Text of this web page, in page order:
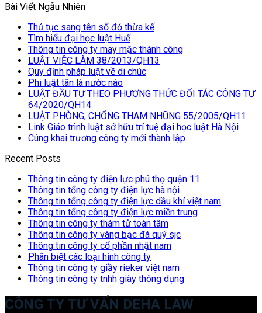
Bài Viết Ngẫu Nhiên
Thủ tục sang tên sổ đỏ thừa kế
Tìm hiểu đại học luật Huế
Thông tin công ty may mặc thành công
LUẬT VIỆC LÀM 38/2013/QH13
Quy định pháp luật về di chúc
Phi luật tân là nước nào
LUẬT ĐẦU TƯ THEO PHƯƠNG THỨC ĐỐI TÁC CÔNG TƯ
64/2020/QH14
LUẬT PHÒNG, CHỐNG THAM NHŨNG 55/2005/QH11
Link Giáo trình luật sở hữu trí tuệ đại học luật Hà Nội
Cúng khai trương công ty mới thành lập
Recent Posts
Thông tin công ty điện lực phú thọ quận 11
Thông tin tổng công ty điện lực hà nội
Thông tin tổng công ty điện lực dầu khí việt nam
Thông tin tổng công ty điện lực miền trung
Thông tin công ty thám tử toàn tâm
Thông tin công ty vàng bạc đá quý sjc
Thông tin công ty cổ phần nhật nam
Phân biệt các loại hình công ty
Thông tin công ty giầy rieker việt nam
Thông tin công ty tnhh giày thông dụng
CÔNG TY TƯ VẤN DEHA LAW